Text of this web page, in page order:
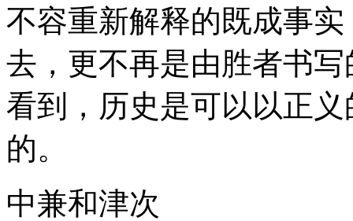
不容重新解释的既成事
去，更不再是由胜者书
看到，历史是可以以正
的。
中兼和津次